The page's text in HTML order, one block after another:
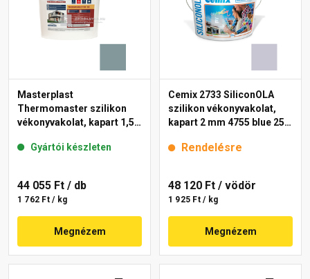
Masterplast
Thermomaster szilikon
vékonyvakolat, kapart 1,5
Gyártói készleten
44 055 Ft / db
1 762 Ft / kg
Megnézem
Cemix 2733 SiliconOLA
szilikon vékonyvakolat,
kapart 2 mm 4755 blue 25
Rendelésre
48 120 Ft / vödör
1 925 Ft / kg
Megnézem